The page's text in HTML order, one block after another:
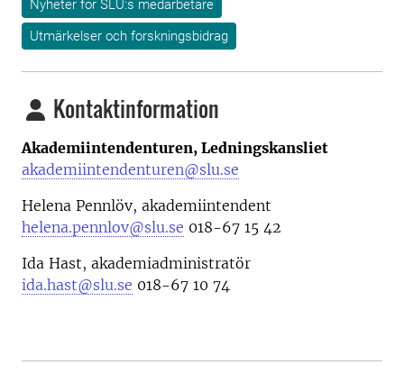
Nyheter för SLU:s medarbetare
Utmärkelser och forskningsbidrag
Kontaktinformation
Akademiintendenturen, Ledningskansliet
akademiintendenturen@slu.se
Helena Pennlöv, akademiintendent
helena.pennlov@slu.se 018-67 15 42
Ida Hast, akademiadministratör
ida.hast@slu.se 018-67 10 74